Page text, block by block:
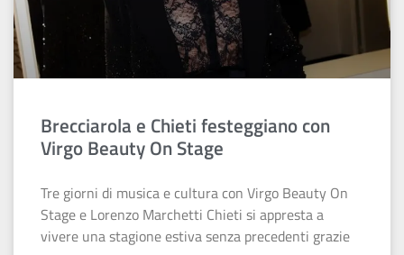
Brecciarola e Chieti festeggiano con
Virgo Beauty On Stage
Tre giorni di musica e cultura con Virgo Beauty On
Stage e Lorenzo Marchetti Chieti si appresta a
vivere una stagione estiva senza precedenti grazie